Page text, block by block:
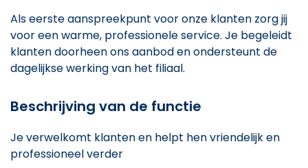
Als eerste aanspreekpunt voor onze klanten zorg jij
voor een warme, professionele service. Je begeleidt
klanten doorheen ons aanbod en ondersteunt de
dagelijkse werking van het filiaal.
Beschrijving van de functie
Je verwelkomt klanten en helpt hen vriendelijk en
professioneel verder